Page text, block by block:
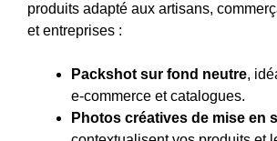
produits adapté aux artisans,
et entreprises :
Packshot sur fond neutre,
e-commerce et catalogues.
Photos créatives de mise en